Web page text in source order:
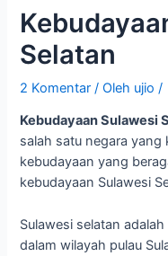
Selatan
2 Komentar / Oleh ujio/
Kebudayaan Sulawesi
salah satu negara yang
kebudayaan yang
kebudayaan Sulawesi
Sulawesi selatan
dalam wilayah pulau